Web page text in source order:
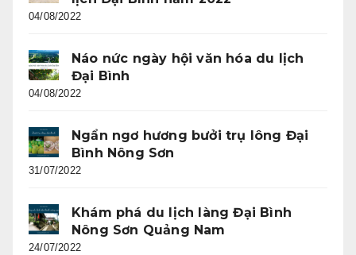
04/08/2022
Náo nức ngày hội văn hóa du lịch
Đại Bình
04/08/2022
Ngẩn ngơ hương bưởi trụ lông Đại
Bình Nông Sơn
31/07/2022
Khám phá du lịch làng Đại Bình
Nông Sơn Quảng Nam
24/07/2022